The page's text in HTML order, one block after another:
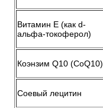
Витамин Е (как d-
альфа-токоферол)
Коэнзим Q10 (CoQ10)
Соевый лецитин